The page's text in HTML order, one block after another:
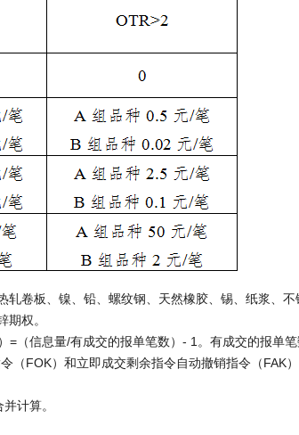
卷板、镍、铅、螺纹钢、天然橡胶、锡、纸浆、不
权。
信息量/有成交的报单笔数）- 1。有成交的报单
（FOK）和立即成交剩余指令自动撤销指令（FAK
计算。